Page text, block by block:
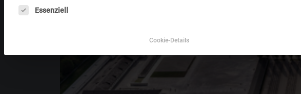
Es folgt eine Liste der Service-Gruppen, für die eine Einwilligung erteilt werden kann. Die erste Service-Gruppe ist essenziell
Essenziell
Cookie-Details